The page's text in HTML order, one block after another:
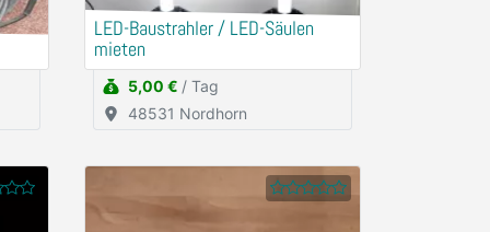
LED-Baustrahler / LED-Säulen
mieten
5,00 € / Tag
48531 Nordhorn